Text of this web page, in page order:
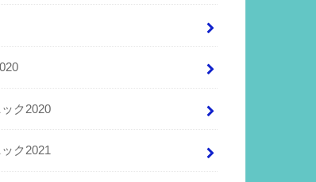
ク2020
ク2021